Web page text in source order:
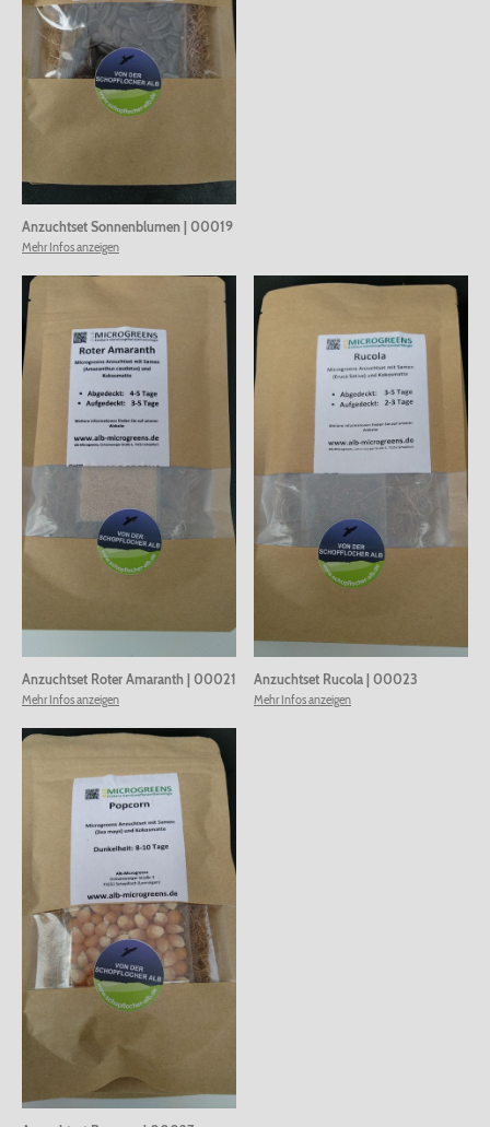
Anzuchtset Sonnenblumen 00019
Mehr Infos anzeigen
Anzuchtset Roter Amaranth | 00021
Mehr Infos anzeigen
Anzuchtset Rucola | 00023
Mehr Infos anzeigen